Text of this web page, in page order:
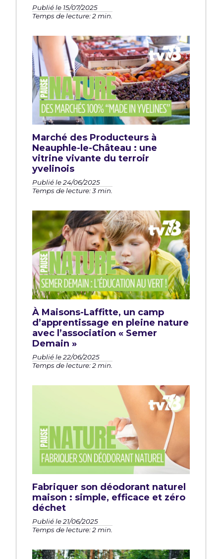
Publié le 15/07/2025
Temps de lecture: 2 min.
Marché des Producteurs à
Neauphle-le-Château : une
vitrine vivante du terroir
yvelinois
Publié le 24/06/2025
Temps de lecture: 3 min.
À Maisons-Laffitte, un camp
d’apprentissage en pleine nature
avec l’association « Semer
Demain »
Publié le 22/06/2025
Temps de lecture: 2 min.
Fabriquer son déodorant naturel
maison : simple, efficace et zéro
déchet
Publié le 21/06/2025
Temps de lecture: 2 min.